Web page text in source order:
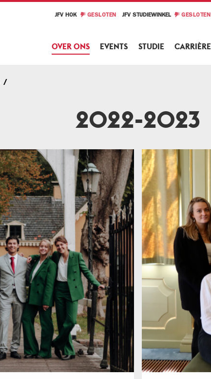
OVER ONS EVENTS STUDIE CARRIÈRE
JFV HOK GESLOTEN JFV STUDIEWINKEL GESLOTEN
2022-2023